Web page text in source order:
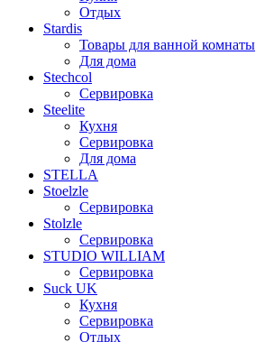
Отдых
Stardis
Товары для ванной комнаты
Для дома
Stechcol
Сервировка
Steelite
Кухня
Сервировка
Для дома
STELLA
Stoelzle
Сервировка
Stolzle
Сервировка
STUDIO WILLIAM
Сервировка
Suck UK
Кухня
Сервировка
Отдых